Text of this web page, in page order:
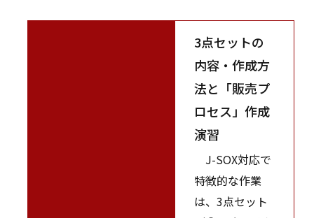
3点セットの
内容・作成方
法と「販売プ
ロセス」作成
演習
J-SOX対応で
特徴的な作業
は、3点セット